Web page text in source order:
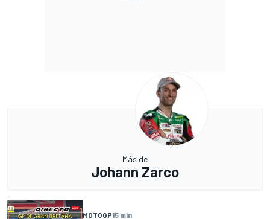
Más de
Johann Zarco
MOTOGP15 min